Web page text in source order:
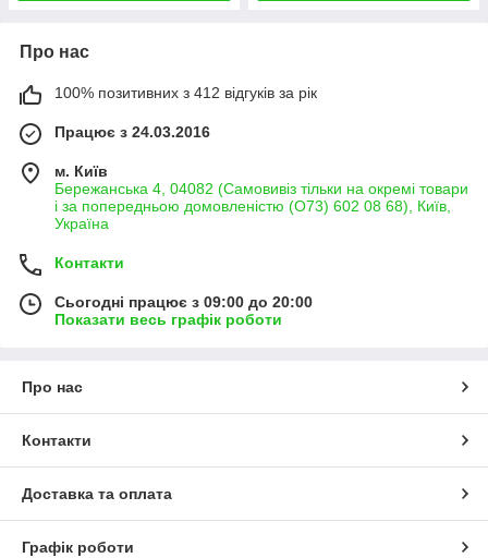
Про нас
100% позитивних з 412 відгуків за рік
Працює з 24.03.2016
м. Київ
Бережанська 4, 04082 (Самовивіз тільки на окремі товари
і за попередньою домовленістю (О73) 602 08 68), Київ,
Україна
Контакти
Сьогодні працює з 09:00 до 20:00
Показати весь графік роботи
Про нас
Контакти
Доставка та оплата
Графік роботи